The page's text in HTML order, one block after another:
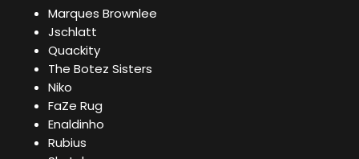
Marques Brownlee
Jschlatt
Quackity
The Botez Sisters
Niko
FaZe Rug
Enaldinho
Rubius